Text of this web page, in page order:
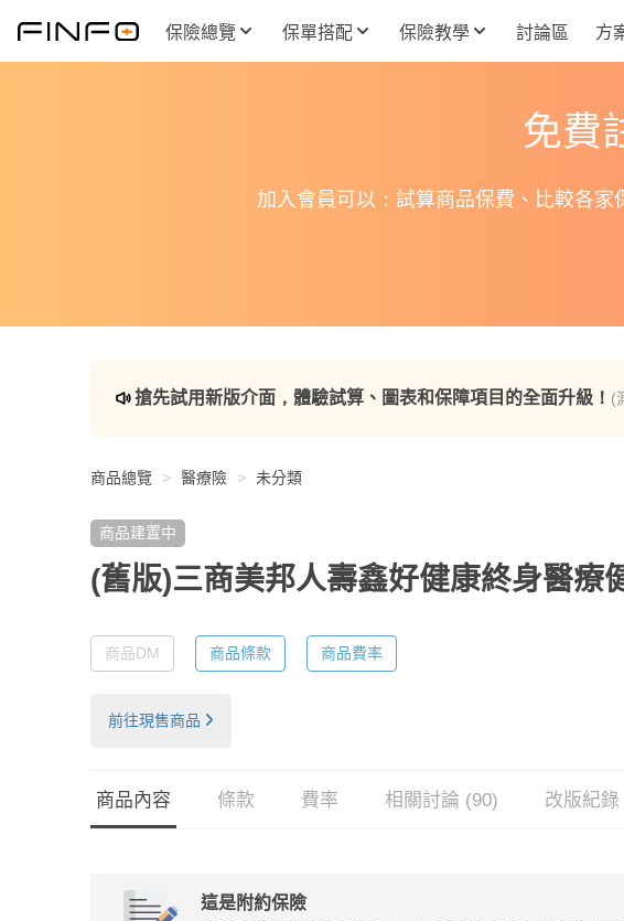
保險總覽 保單搭配 保險教學 討論區 方
免費
加入會員可以：試算商品保費、比較各
搶先試用新版介面，體驗試算、圖表和保障項目的全面升級！ (
商品總覽 醫療險 未分類
商品建置中
(舊版)三商美邦人壽鑫好健康終身醫療
商品DM 商品條款 商品費率
前往現售商品
商品內容 條款 費率 相關討論 (90) 改版紀錄
這是附約保險